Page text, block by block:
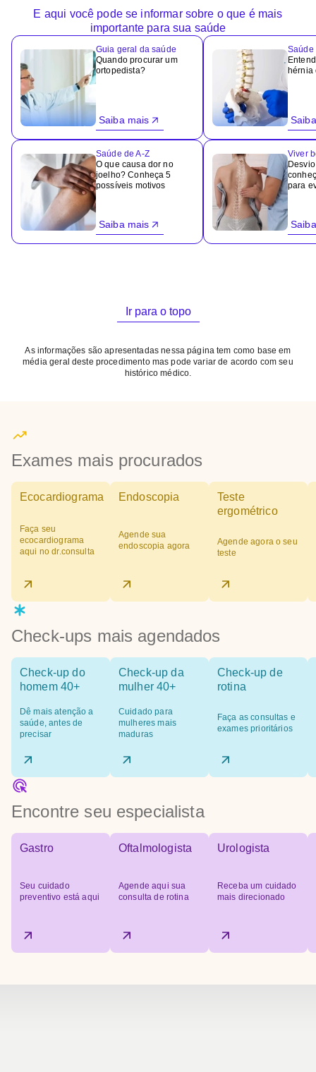
E aqui você pode se informar sobre o que é mais
importante para sua saúde
Guia geral da saúde
Quando procurar um
ortopedista?
Saiba mais
Saúde de A-Z
O que causa dor no
joelho? Conheça 5
possíveis motivos
Saiba mais
Saúde
hérnia
Viver
para
Ir para o topo
As informações são apresentadas nessa página tem como base em
média geral deste procedimento mas pode variar de acordo com seu
histórico médico.
Exames mais procurados
Ecocardiograma
Faça seu
ecocardiograma
aqui no dr.consulta
Endoscopia
Agende sua
endoscopia agora
Teste
ergométrico
Agende agora o seu
teste
Check-ups mais agendados
Check-up do
homem 40+
Dê mais atenção a
saúde, antes de
precisar
Check-up da
mulher 40+
Cuidado para
mulheres mais
maduras
Check-up de
rotina
Faça as consultas e
exames prioritários
Encontre seu especialista
Gastro
Seu cuidado
preventivo está aqui
Oftalmologista
Agende aqui sua
consulta de rotina
Urologista
Receba um cuidado
mais direcionado